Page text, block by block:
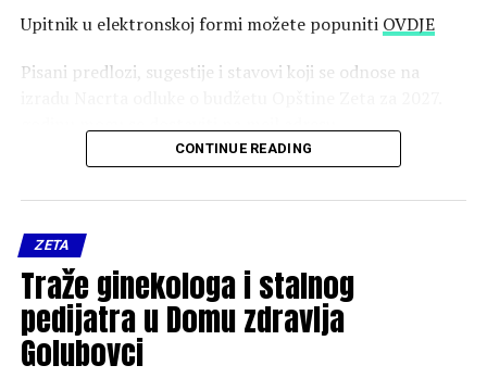
Upitnik u elektronskoj formi možete popuniti OVDJE
Pisani predlozi, sugestije i stavovi koji se odnose na
zeta.budzet@podgorica.me.
Postupak konsultovanja počeo je 5. avgusta i trajaće do
dostaviti svoje predloge o tome koje bi projekte, oblasti i
potrebe lokalne zajednice trebalo uzeti u obzir prilikom
planiranja opštinskog budžeta za narednu godinu.
Nakon završetka konsultacija, Sekretarijat za finansije i
CONTINUE READING
ZETA
Traže ginekologa i stalnog
pedijatra u Domu zdravlja
Golubovci